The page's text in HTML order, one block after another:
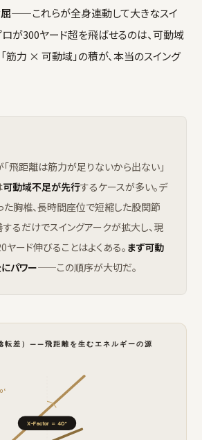
——これらが全身連動して大きなスイ
が300ヤード超を飛ばせるのは、可動域
筋力 × 可動域」の積が、本当のスイング
「飛距離は筋力が足りないから出ない」
可動域不足が先行するケースが多い。デ
た胸椎、長時間座位で短縮した股関節
するだけでスイングアークが拡大し、現
ード伸びることはよくある。 まず可動
パワー——この順序が大切だ。
転差）——飛距離を生むエネルギーの源
X-Factor ＝ 40°